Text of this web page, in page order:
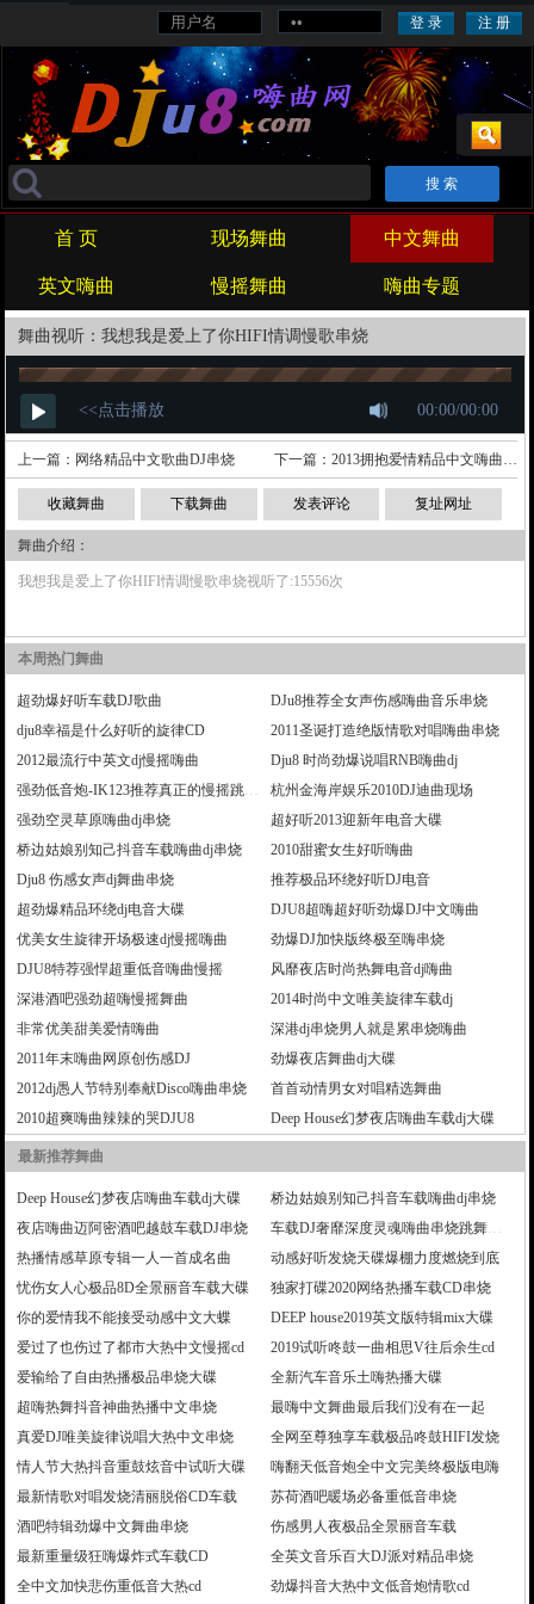
首 页 现场舞曲 中文舞曲
英文嗨曲 慢摇舞曲 嗨曲专题
舞曲视听：我想我是爱上了你HIFI情调慢歌串烧
上一篇： 网络精品中文歌曲DJ串烧 下一篇： 2013拥抱爱情精品中文嗨曲大碟
收藏舞曲 下载舞曲 发表评论 复址网址
舞曲介绍：
我想我是爱上了你HIFI情调慢歌串烧视听了:15556次
本周热门舞曲
超劲爆好听车载DJ歌曲
DJu8推荐全女声伤感嗨曲音乐串烧
dju8幸福是什么好听的旋律CD
2011圣诞打造绝版情歌对唱嗨曲串烧
2012最流行中英文dj慢摇嗨曲
Dju8 时尚劲爆说唱RNB嗨曲dj
强劲低音炮-IK123推荐真正的慢摇跳舞大碟
杭州金海岸娱乐2010DJ迪曲现场
强劲空灵草原嗨曲dj串烧
超好听2013迎新年电音大碟
桥边姑娘别知己抖音车载嗨曲dj串烧
2010甜蜜女生好听嗨曲
Dju8 伤感女声dj舞曲串烧
推荐极品环绕好听DJ电音
超劲爆精品环绕dj电音大碟
DJU8超嗨超好听劲爆DJ中文嗨曲
优美女生旋律开场极速dj慢摇嗨曲
劲爆DJ加快版终极至嗨串烧
DJU8特荐强悍超重低音嗨曲慢摇
风靡夜店时尚热舞电音dj嗨曲
深港酒吧强劲超嗨慢摇舞曲
2014时尚中文唯美旋律车载dj
非常优美甜美爱情嗨曲
深港dj串烧男人就是累串烧嗨曲
2011年末嗨曲网原创伤感DJ
劲爆夜店舞曲dj大碟
2012dj愚人节特别奉献Disco嗨曲串烧
首首动情男女对唱精选舞曲
2010超爽嗨曲辣辣的哭DJU8
Deep House幻梦夜店嗨曲车载dj大碟
最新推荐舞曲
Deep House幻梦夜店嗨曲车载dj大碟
桥边姑娘别知己抖音车载嗨曲dj串烧
夜店嗨曲迈阿密酒吧越鼓车载DJ串烧
车载DJ奢靡深度灵魂嗨曲串烧跳舞大碟
热播情感草原专辑一人一首成名曲
动感好听发烧天碟爆棚力度燃烧到底
忧伤女人心极品8D全景丽音车载大碟
独家打碟2020网络热播车载CD串烧
你的爱情我不能接受动感中文大蝶
DEEP house2019英文版特辑mix大碟
爱过了也伤过了都市大热中文慢摇cd
2019试听咚鼓一曲相思V往后余生cd
爱输给了自由热播极品串烧大碟
全新汽车音乐土嗨热播大碟
超嗨热舞抖音神曲热播中文串烧
最嗨中文舞曲最后我们没有在一起
真爱DJ唯美旋律说唱大热中文串烧
全网至尊独享车载极品咚鼓HIFI发烧
情人节大热抖音重鼓炫音中试听大碟
嗨翻天低音炮全中文完美终极版电嗨
最新情歌对唱发烧清丽脱俗CD车载
苏荷酒吧暖场必备重低音串烧
酒吧特辑劲爆中文舞曲串烧
伤感男人夜极品全景丽音车载
最新重量级狂嗨爆炸式车载CD
全英文音乐百大DJ派对精品串烧
全中文加快悲伤重低音大热cd
劲爆抖音大热中文低音炮情歌cd